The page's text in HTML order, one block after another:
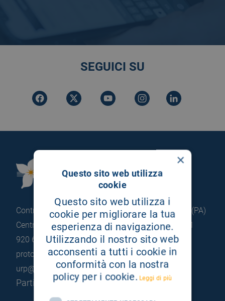
SEGUICI SU
Fondazione Istituto
G.Giglio di Cefalù
Contrada Pietrapollastra - Pisciotto 90015 Cefalù (PA)
Centralino: +39 0921 920 111 Portineria: +39 0921
920 663
protocollo@pec.hsrgiglio.it info@hsrgiglio.it
urp@hsrgiglio.it
Partita IVA: 05205490823
×
Questo sito web utilizza
cookie
Questo sito web utilizza i
cookie per migliorare la tua
esperienza di navigazione.
Utilizzando il nostro sito web
acconsenti a tutti i cookie in
conformità con la nostra
policy per i cookie. Leggi di più